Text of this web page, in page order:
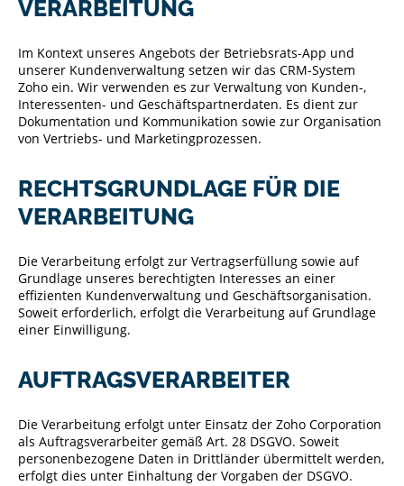
VERARBEITUNG
Im Kontext unseres Angebots der Betriebsrats-App und
unserer Kundenverwaltung setzen wir das CRM-System
Zoho ein. Wir verwenden es zur Verwaltung von Kunden-,
Interessenten- und Geschäftspartnerdaten. Es dient zur
Dokumentation und Kommunikation sowie zur Organisation
von Vertriebs- und Marketingprozessen.
RECHTSGRUNDLAGE FÜR DIE
VERARBEITUNG
Die Verarbeitung erfolgt zur Vertragserfüllung sowie auf
Grundlage unseres berechtigten Interesses an einer
effizienten Kundenverwaltung und Geschäftsorganisation.
Soweit erforderlich, erfolgt die Verarbeitung auf Grundlage
einer Einwilligung.
AUFTRAGSVERARBEITER
Die Verarbeitung erfolgt unter Einsatz der Zoho Corporation
als Auftragsverarbeiter gemäß Art. 28 DSGVO. Soweit
personenbezogene Daten in Drittländer übermittelt werden,
erfolgt dies unter Einhaltung der Vorgaben der DSGVO.